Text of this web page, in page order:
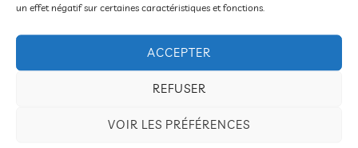
un effet négatif sur certaines caractéristiques et fonctions.
ACCEPTER
REFUSER
VOIR LES PRÉFÉRENCES
qualité, concentré et raffiné ; clown aux mille facettes
qui fait rire intelligemment les enfants en ce …